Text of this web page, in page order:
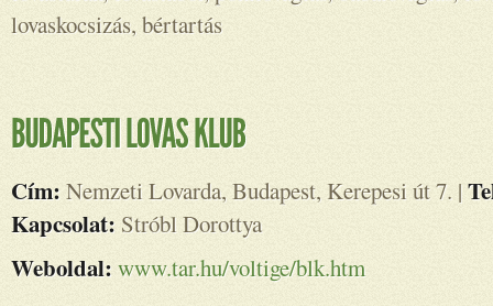
lovaskocsizás, bértartás
Cím: Nemzeti Lovarda, Budapest, Kerepesi út 7. |
Kapcsolat: Stróbl Dorottya
Weboldal: www.tar.hu/voltige/blk.htm